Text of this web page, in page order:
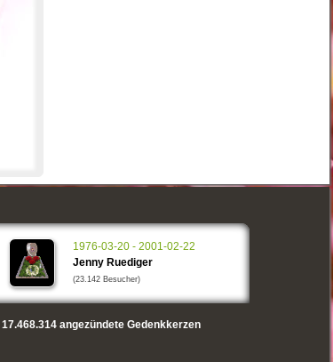
1976-03-20 - 2001-02-22
Jenny Ruediger
(23.142 Besucher)
17.468.314angezündete Gedenkkerzen